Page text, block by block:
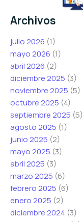
Archivos
julio 2026 (1)
mayo 2026 (1)
abril 2026 (2)
diciembre 2025 (3)
noviembre 2025 (5)
octubre 2025 (4)
septiembre 2025 (5)
agosto 2025 (1)
junio 2025 (2)
mayo 2025 (3)
abril 2025 (3)
marzo 2025 (6)
febrero 2025 (6)
enero 2025 (2)
diciembre 2024 (3)